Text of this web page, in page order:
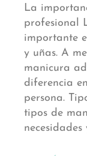
La
profesional
importante
y uñas. A
manicura
diferencia
persona.
tipos de